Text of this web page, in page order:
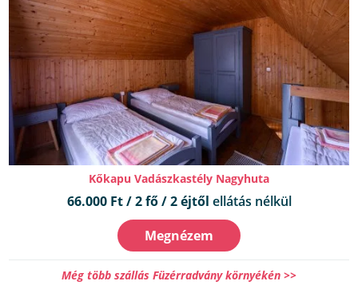
Kőkapu Vadászkastély Nagyhuta
66.000 Ft / 2 fő / 2 éjtől ellátás nélkül
Megnézem
Még több szállás Füzérradvány környékén >>